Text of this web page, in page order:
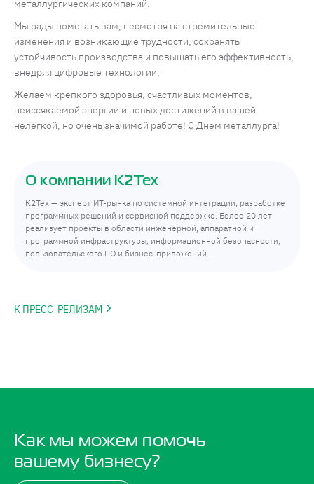
металлургических компаний.
Мы рады помогать вам, несмотря на стремительные
изменения и возникающие трудности, сохранять
устойчивость производства и повышать его эффективность,
внедряя цифровые технологии.
Желаем крепкого здоровья, счастливых моментов,
неиссякаемой энергии и новых достижений в вашей
нелегкой, но очень значимой работе! С Днем металлурга!
О компании К2Тех
К2Тех — эксперт ИТ-рынка по системной интеграции, разработке
программных решений и сервисной поддержке. Более 20 лет
реализует проекты в области инженерной, аппаратной и
программной инфраструктуры, информационной безопасности,
пользовательского ПО и бизнес-приложений.
К ПРЕСС-РЕЛИЗАМ
Как мы можем помочь
вашему бизнесу?